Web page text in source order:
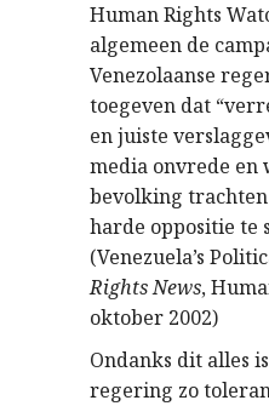
Human Rights
algemeen de
Venezolaanse
toegeven dat
en juiste
media onvrede en
bevolking
harde oppositie te
(Venezuela’s
Rights News,
oktober 2002)
Ondanks dit alles
regering zo